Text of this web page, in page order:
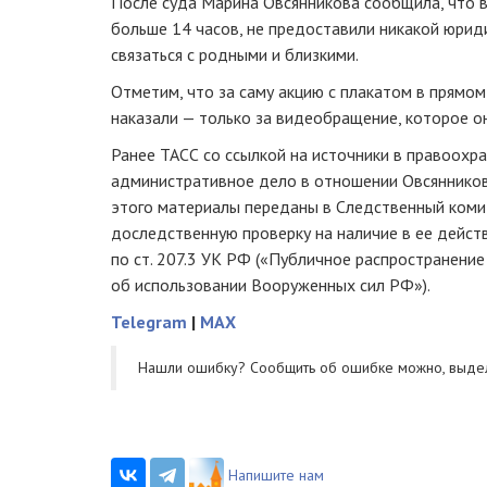
больше 14 часов, не предоставили никакой
связаться с родными и близкими.
Отметим, что за саму акцию с плакатом в
наказали — только за видеобращение, которое
Ранее ТАСС со ссылкой на источники в
административное дело в отношении
этого материалы переданы в Следственный
доследственную проверку на наличие в ее
по ст. 207.3 УК РФ («Публичное
об использовании Вооруженных сил РФ»).
Telegram | MAX
Нашли ошибку? Cообщить об ошибке можно,
Напишите нам